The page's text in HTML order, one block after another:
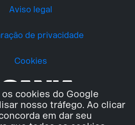
cookies do Google
nosso tráfego. Ao clicar
em dar seu
Aviso legal
de privacidade
Cookies